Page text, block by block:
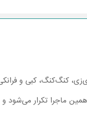
کنگ‌کنگ، کبی و
تکرار می‌شود و